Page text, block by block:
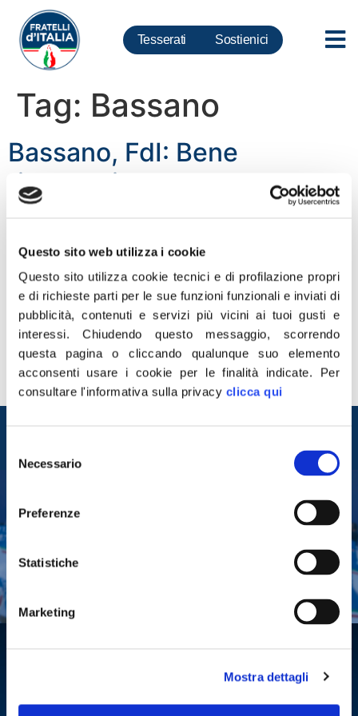
Questo sito web utilizza i cookie
Questo sito utilizza cookie tecnici e di profilazione propri
e di richieste parti per le sue funzioni funzionali e inviati di
pubblicità, contenuti e servizi più vicini ai tuoi gusti e
interessi.Chiudendo questo messaggio, scorrendo
questa pagina o cliccando qualunque suo elemento
acconsenti usare i cookie per le finalità indicate. Per
consultare l'informativa sulla privacy clicca qui
delNecessario
Preferenze
Statistiche
Marketing
Mostra dettagli
Tesserati Sostienici
Tag: Bassano
Bassano, FdI: Bene
riconoscimento ponte come
monumento nazionale
Quest’opera ci ricorda le gesta eroiche degli alpini
“Abbiamo votato con convinzione la legge che
riconosce il Ponte di Bassano quale Monumento
Nazionale, con una storia antica e prestigiosa risalente
al 1209 e progettato nel 1569 dal Palladio.
Quest’opera ci fa pensare subito ai nostri alpini che lo
attraversavano per raggiungere le zone dell’altipiano
dove avvennero aspri combattimenti, ci […]